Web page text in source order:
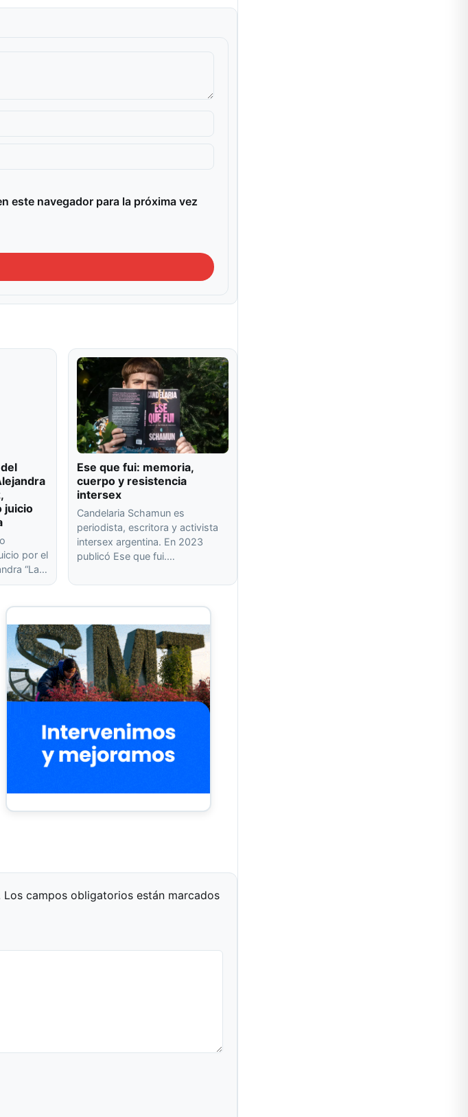
este navegador para la próxima vez
juicio
por el
“La…
Ese que fui: memoria,
cuerpo y resistencia
intersex
Candelaria Schamun es
periodista, escritora y activista
intersex argentina. En 2023
publicó Ese que fui.…
Los campos obligatorios están marcados